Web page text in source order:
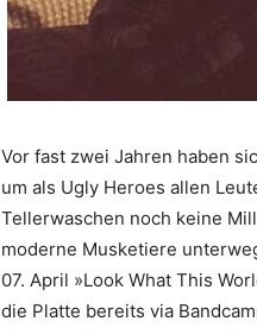
Vor fast zwei Jahren haben
um als Ugly Heroes allen
Tellerwaschen noch keine
moderne Musketiere
07. April »Look What This
die Platte bereits via